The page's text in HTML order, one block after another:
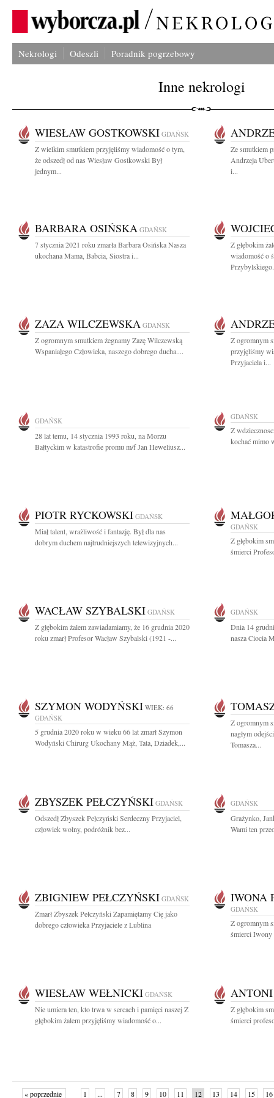
Nekrologi Odeszli Poradnik pogrzebowy
Inne nekrologi
WIESŁAW GOSTKOWSKI GDAŃSK
Z wielkim smutkiem przyjęliśmy wiadomość o tym,
że odszedł od nas Wiesław Gostkowski Był
jednym...
Ze smutkiem
Andrzeja
i...
BARBARA OSIŃSKA GDAŃSK
7 stycznia 2021 roku zmarła Barbara Osińska Nasza
ukochana Mama, Babcia, Siostra i...
Z głębokim
wiadomość o
ZAZA WILCZEWSKA GDAŃSK
Z ogromnym smutkiem żegnamy Zazę Wilczewską
Wspaniałego Człowieka, naszego dobrego ducha....
Z ogromnym
przyjęliśmy
Przyjaciela i...
GDAŃSK
28 lat temu, 14 stycznia 1993 roku, na Morzu
Bałtyckim w katastrofie promu m/f Jan Heweliusz...
GDAŃSK
Z
kochać mimo
PIOTR RYCKOWSKI GDAŃSK
Miał talent, wrażliwość i fantazję. Był dla nas
dobrym duchem najtrudniejszych telewizyjnych...
GDAŃSK
Z głębokim
śmierci
WACŁAW SZYBALSKI GDAŃSK
Z głębokim żalem zawiadamiamy, że 16 grudnia 2020
roku zmarł Profesor Wacław Szybalski (1921 -...
GDAŃSK
Dnia 14
nasza Ciocia
SZYMON WODYŃSKI WIEK: 66
GDAŃSK
5 grudnia 2020 roku w wieku 66 lat zmarł Szymon
Wodyński Chirurg Ukochany Mąż, Tata, Dziadek,...
Z ogromnym
nagłym
Tomasza...
ZBYSZEK PEŁCZYŃSKI GDAŃSK
Odszedł Zbyszek Pełczyński Serdeczny Przyjaciel,
człowiek wolny, podróżnik bez...
GDAŃSK
Grażynko,
Wami ten
ZBIGNIEW PEŁCZYŃSKI GDAŃSK
Zmarł Zbyszek Pełczyński Zapamiętamy Cię jako
dobrego człowieka Przyjaciele z Lublina
IWONA
GDAŃSK
Z ogromnym
śmierci Iwony
WIESŁAW WEŁNICKI GDAŃSK
Nie umiera ten, kto trwa w sercach i pamięci naszej Z
głębokim żalem przyjęliśmy wiadomość o...
Z głębokim
śmierci
« poprzednie 1 ... 7 8 9 10 11 12 13 14 15 16